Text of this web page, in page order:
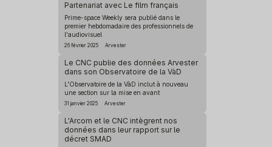
Partenariat avec Le film français
Prime-space Weekly sera publié dans le
premier hebdomadaire des professionnels de
l'audiovisuel
Arvester
26 février 2025
Le CNC publie des données Arvester
dans son Observatoire de la VàD
L'Observatoire de la VàD inclut à nouveau
une section sur la mise en avant
Arvester
31 janvier 2025
L'Arcom et le CNC intègrent nos
données dans leur rapport sur le
décret SMAD